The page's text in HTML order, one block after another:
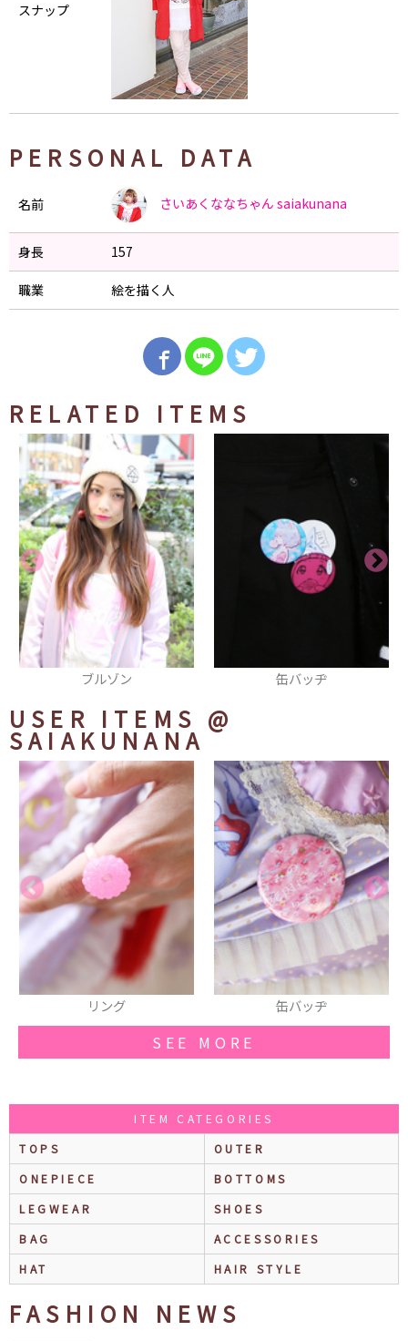
スナップ
PERSONAL DATA
名前 さいあくななちゃん saiakunana
身長 157
職業 絵を描く人
RELATED ITEMS
ブルゾン 缶バッヂ
USER ITEMS @
SAIAKUNANA
リング 缶バッヂ
SEE MORE
ITEM CATEGORIES
TOPS
OUTER
ONEPIECE
BOTTOMS
LEGWEAR
SHOES
BAG
ACCESSORIES
HAT
HAIR STYLE
FASHION NEWS